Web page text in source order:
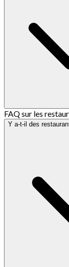
FAQ sur les
Y a-t-il des